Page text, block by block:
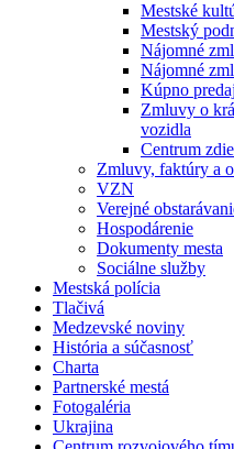
Mestské
Mestský
Nájomné
Nájomné
Kúpno
Zmluvy o
vozidla
Centrum
Zmluvy, faktúry a
VZN
Verejné
Hospodárenie
Dokumenty mesta
Sociálne služby
Mestská polícia
Tlačivá
Medzevské noviny
História a súčasnosť
Charta
Partnerské mestá
Fotogaléria
Ukrajina